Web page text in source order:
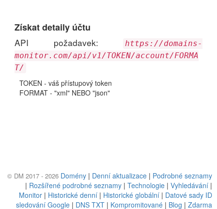
Získat detaily účtu
API požadavek:
https://domains-
monitor.com/api/v1/TOKEN/account/FORMA
T/
TOKEN - váš přístupový token
FORMAT - "xml" NEBO "json"
© DM 2017 - 2026 Domény | Denní aktualizace | Podrobné seznamy
| Rozšířené podrobné seznamy | Technologie | Vyhledávání |
Monitor | Historické denní | Historické globální | Datové sady ID
sledování Google | DNS TXT | Kompromitované | Blog | Zdarma